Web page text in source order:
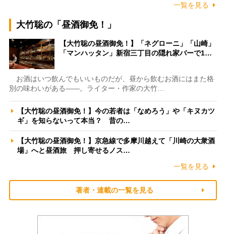
一覧を見る
大竹聡の「昼酒御免！」
【大竹聡の昼酒御免！】「ネグローニ」「山崎」
「マンハッタン」新宿三丁目の隠れ家バーで1…
お酒はいつ飲んでもいいものだが、昼から飲むお酒にはまた格
別の味わいがある――。ライター・作家の大竹…
【大竹聡の昼酒御免！】今の若者は「なめろう」や「キヌカツ
ギ」を知らないって本当？ 昔の…
【大竹聡の昼酒御免！】京急線で多摩川越えて「川崎の大衆酒
場」へと昼酒旅 押し寄せるノス…
一覧を見る
著者・連載の一覧を見る